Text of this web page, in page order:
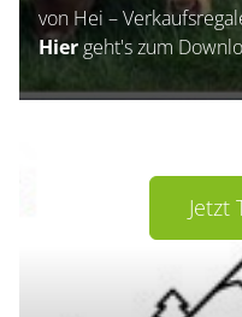
von Hei –
Hiergeht's zum
Jetzt